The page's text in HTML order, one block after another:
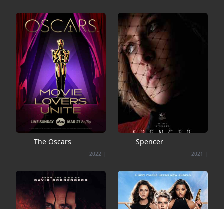
Spencer
|
2021
The Oscars
|
2022